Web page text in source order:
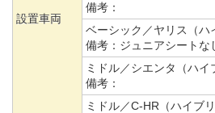
設置車両
備考：
ベーシック／ヤリス（ハ
備考： ジュニアシートな
ミドル／シエンタ（ハイ
備考：
ミドル／C-HR（ハイブリ